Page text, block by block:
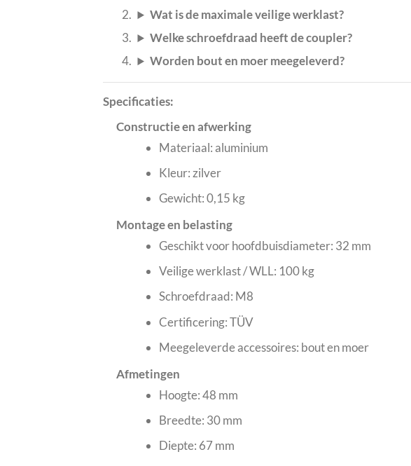
Wat is de maximale veilige werklast?
Welke schroefdraad heeft de coupler?
Worden bout en moer meegeleverd?
Specificaties:
Constructie en afwerking
Materiaal: aluminium
Kleur: zilver
Gewicht: 0,15 kg
Montage en belasting
Geschikt voor hoofdbuisdiameter: 32 mm
Veilige werklast / WLL: 100 kg
Schroefdraad: M8
Certificering: TÜV
Meegeleverde accessoires: bout en moer
Afmetingen
Hoogte: 48 mm
Breedte: 30 mm
Diepte: 67 mm